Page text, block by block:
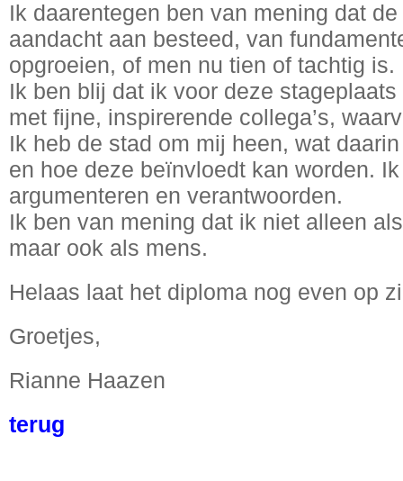
Ik daarentegen ben van mening dat
aandacht aan besteed, van
opgroeien, of men nu tien of tachtig
Ik ben blij dat ik voor deze
met fijne, inspirerende collega’s,
Ik heb de stad om mij heen, wat
en hoe deze beïnvloedt kan worden.
argumenteren en verantwoorden.
Ik ben van mening dat ik niet alleen
maar ook als mens.
Helaas laat het diploma nog even op
Groetjes,
Rianne Haazen
terug